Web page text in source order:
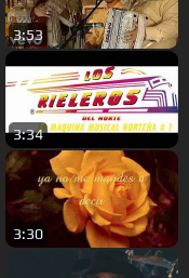
3:53
3:34
3:30